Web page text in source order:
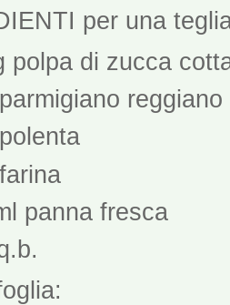
per una
polpa di zucca
reggiano
panna fresca